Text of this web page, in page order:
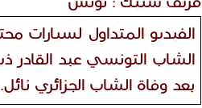
بعد وفاة الشاب الجزائري نائل.